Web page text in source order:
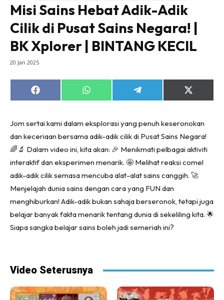
Misi Sains Hebat Adik-Adik
Cilik di Pusat Sains Negara! |
BK Xplorer | BINTANG KECIL
20 Jan 2025
Share
on
Share
on
Share
on
Share
on
Jom sertai kami dalam eksplorasi yang penuh keseronokan
dan keceriaan bersama adik-adik cilik di Pusat Sains Negara!
🌈🔬 Dalam video ini, kita akan: 🎉 Menikmati pelbagai aktiviti
interaktif dan eksperimen menarik. 🤩 Melihat reaksi comel
adik-adik cilik semasa mencuba alat-alat sains canggih. 🚀
Menjelajah dunia sains dengan cara yang FUN dan
menghiburkan! Adik-adik bukan sahaja berseronok, tetapi juga
belajar banyak fakta menarik tentang dunia di sekeliling kita. 🌟
Siapa sangka belajar sains boleh jadi semeriah ini?
Video Seterusnya